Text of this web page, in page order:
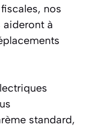
nos
aideront à
standard,